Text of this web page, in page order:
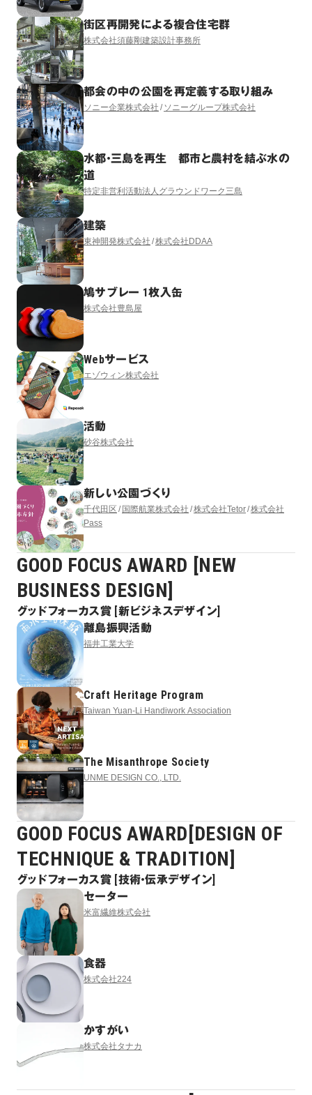
街区再開発による複合住宅群
株式会社須藤剛建築設計事務所
都会の中の公園を再定義する取り組み
ソニー企業株式会社 ソニーグループ株式会社
水都・三島を再生 都市と農村を結ぶ水の
道
特定非営利活動法人グラウンドワーク三島
建築
東神開発株式会社 株式会社DDAA
鳩サブレー 1枚入缶
株式会社豊島屋
Webサービス
エゾウィン株式会社
活動
砂谷株式会社
新しい公園づくり
千代田区 国際航業株式会社 株式会社Tetor 株式会社
Pass
GOOD FOCUS AWARD [NEW
BUSINESS DESIGN]
グッドフォーカス賞 [新ビジネスデザイン]
離島振興活動
福井工業大学
Craft Heritage Program
Taiwan Yuan-Li Handiwork Association
The Misanthrope Society
UNME DESIGN CO., LTD.
GOOD FOCUS AWARD[DESIGN OF
TECHNIQUE & TRADITION]
グッドフォーカス賞 [技術・伝承デザイン]
セーター
米富繊維株式会社
食器
株式会社224
かすがい
株式会社タナカ